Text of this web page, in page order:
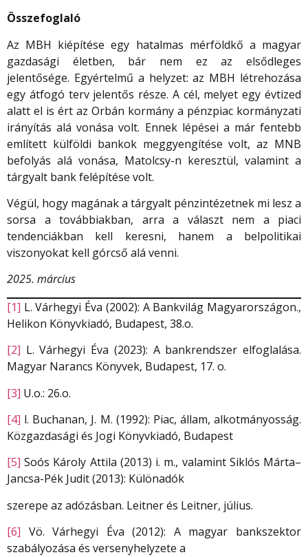
Összefoglaló
Az MBH kiépítése egy hatalmas mérföldkő a magyar
gazdasági életben, bár nem ez az elsődleges
jelentősége. Egyértelmű a helyzet: az MBH létrehozása
egy átfogó terv jelentős része. A cél, melyet egy évtized
alatt el is ért az Orbán kormány a pénzpiac kormányzati
irányítás alá vonása volt. Ennek lépései a már fentebb
említett külföldi bankok meggyengítése volt, az MNB
befolyás alá vonása, Matolcsy-n keresztül, valamint a
tárgyalt bank felépítése volt.
Végül, hogy magának a tárgyalt pénzintézetnek mi lesz a
sorsa a továbbiakban, arra a választ nem a piaci
tendenciákban kell keresni, hanem a belpolitikai
viszonyokat kell górcső alá venni.
2025. március
[1] L. Várhegyi Éva (2002): A Bankvilág Magyarországon.,
Helikon Könyvkiadó, Budapest, 38.o.
[2] L. Várhegyi Éva (2023): A bankrendszer elfoglalása.
Magyar Narancs Könyvek, Budapest, 17. o.
[3] U.o.: 26.o.
[4] l. Buchanan, J. M. (1992): Piac, állam, alkotmányosság.
Közgazdasági és Jogi Könyvkiadó, Budapest
[5] Soós Károly Attila (2013) i. m., valamint Siklós Márta–
Jancsa-Pék Judit (2013): Különadók
szerepe az adózásban. Leitner és Leitner, július.
[6] Vö. Várhegyi Éva (2012): A magyar bankszektor
szabályozása és versenyhelyzete a